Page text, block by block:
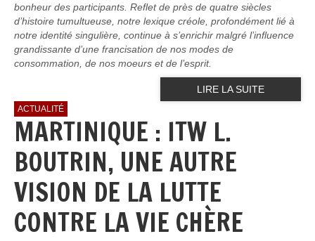
bonheur des participants. Reflet de près de quatre siècles
d’histoire tumultueuse, notre lexique créole, profondément lié à
notre identité singulière, continue à s’enrichir malgré l’influence
grandissante d’une francisation de nos modes de
consommation, de nos moeurs et de l’esprit.
LIRE LA SUITE
ACTUALITÉ
MARTINIQUE : ITW L.
BOUTRIN, UNE AUTRE
VISION DE LA LUTTE
CONTRE LA VIE CHÈRE